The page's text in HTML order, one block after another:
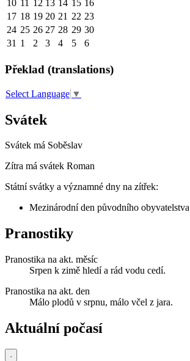
10 11 12 13 14 15 16
17 18 19 20 21 22 23
24 25 26 27 28 29 30
31 1 2 3 4 5 6
Překlad (translations)
Select Language ▼
Svátek
Svátek má Soběslav
Zítra má svátek Roman
Státní svátky a významné dny na zítřek:
Mezinárodní den původního obyvatelstva
Pranostiky
Pranostika na akt. měsíc
Srpen k zimě hledí a rád vodu cedí.
Pranostika na akt. den
Málo plodů v srpnu, málo včel z jara.
Aktuální počasí